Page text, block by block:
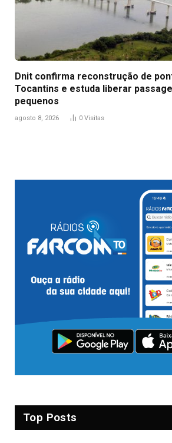
Dnit confirma reconstrução de
Tocantins e estuda liberar
pequenos
agosto 8, 2026 0 Visitas
Top Posts